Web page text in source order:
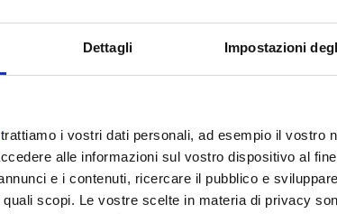
Dettagli Impostazioni
trattiamo i vostri dati personali, ad esempio il vostro
alle informazioni sul vostro dispositivo al
e i contenuti, ricercare il pubblico e
scopi. Le vostre scelte in materia di privacy